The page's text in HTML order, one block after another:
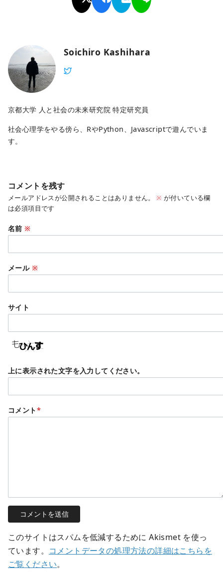
Soichiro Kashihara
京都大学 人と社会の未来研究院 特定研究員
社会心理学をやる傍ら、RやPython、Javascriptで遊んでいま
す。
コメントを残す
メールアドレスが公開されることはありません。 ※ が付いている欄
は必須項目です
名前※
メール ※
サイト
上に表示された文字を入力してください。
コメント*
このサイトはスパムを低減するために Akismet を使っ
ています。 コメントデータの処理方法の詳細はこちらを
ご覧ください。